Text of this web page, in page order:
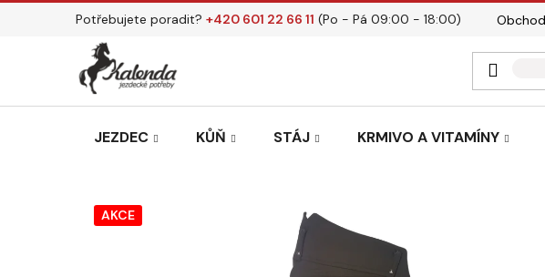
Přejít
Potřebujete poradit? +420 601 22 66 11 (Po - Pá 09:00 - 18:00)
JEZDEC KŮŇ STÁJ KRMIVO A VITAMÍNY
AKCE